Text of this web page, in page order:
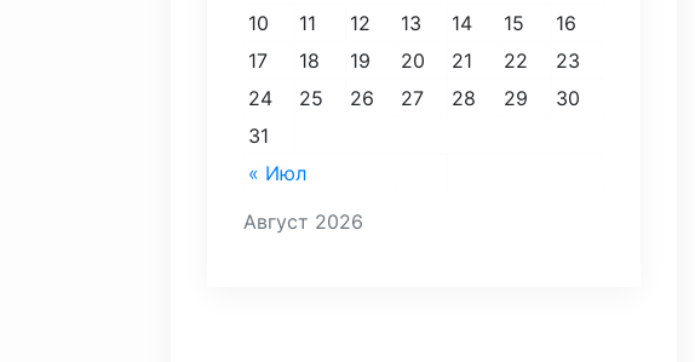
Август 2026
« Июл
10
11 12 13 14 15
16
17
18 19 20 21 22
23
24
25 26 27 28 29
30
31